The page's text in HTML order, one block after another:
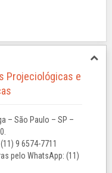
Projeciológicas e
– São Paulo – SP –
9 6574-7711
pelo WhatsApp: (11)